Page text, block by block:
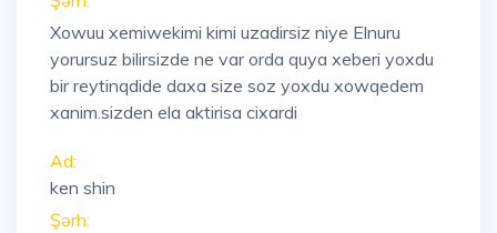
Xowuu xemiwekimi kimi uzadirsiz niye Elnuru
yorursuz bilirsizde ne var orda quya xeberi yoxdu
bir reytinqdide daxa size soz yoxdu xowqedem
xanim.sizden ela aktirisa cixardi
Ad:
ken shin
Şərh: